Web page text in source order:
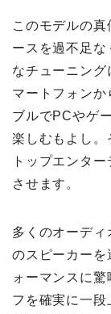
このモデルの
ースを過不足
なチューニン
マートフォンか
ブルでPCやゲ
楽しむもよし。
トップエンタ
させます。
多くのオーデ
のスピーカーを
ォーマンスに
フを確実に一段